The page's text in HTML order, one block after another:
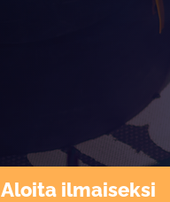
Aloita ilmaiseksi